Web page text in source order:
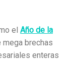
el Año de la
mega brechas
enteras